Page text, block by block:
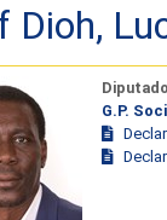
Dioh,
G.P.